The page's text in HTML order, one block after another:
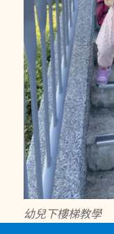
幼兒下樓梯教學